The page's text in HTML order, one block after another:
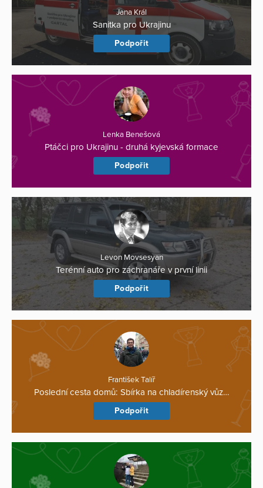
Jana Král
Sanitka pro Ukrajinu
Podpořit
Lenka Benešová
Ptáčci pro Ukrajinu - druhá kyjevská formace
Podpořit
Levon Movsesyan
Terénní auto pro záchranáře v první linii
Podpořit
František Talíř
Poslední cesta domů: Sbírka na chladírenský vůz…
Podpořit